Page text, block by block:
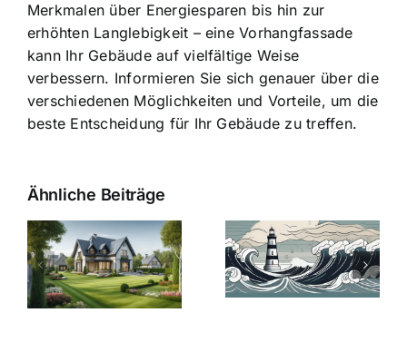
Merkmalen über Energiesparen bis hin zur
erhöhten Langlebigkeit – eine Vorhangfassade
kann Ihr Gebäude auf vielfältige Weise
verbessern. Informieren Sie sich genauer über die
verschiedenen Möglichkeiten und Vorteile, um die
beste Entscheidung für Ihr Gebäude zu treffen.
Ähnliche Beiträge
Bauzinsen im
Sturm: Die
aktuelle
Entwicklung
Die Evolution
der
Bauzinsen: Ein
Blick in die